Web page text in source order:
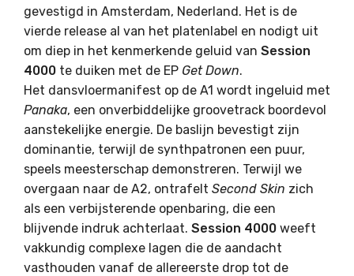
gevestigd in Amsterdam, Nederland. Het is de
vierde release al van het platenlabel en nodigt uit
om diep in het kenmerkende geluid van Session
4000 te duiken met de EP Get Down.
Het dansvloermanifest op de A1 wordt ingeluid met
Panaka, een onverbiddelijke groovetrack boordevol
aanstekelijke energie. De baslijn bevestigt zijn
dominantie, terwijl de synthpatronen een puur,
speels meesterschap demonstreren. Terwijl we
overgaan naar de A2, ontrafelt Second Skin zich
als een verbijsterende openbaring, die een
blijvende indruk achterlaat. Session 4000 weeft
vakkundig complexe lagen die de aandacht
vasthouden vanaf de allereerste drop tot de